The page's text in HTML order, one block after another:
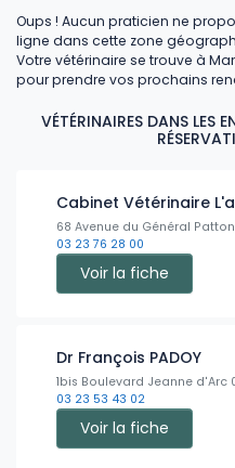
Oups ! Aucun praticien ne
ligne dans cette zone
Votre vétérinaire se trouve à
pour prendre vos prochains
VÉTÉRINAIRES DANS LES
Cabinet Vétérinaire
68 Avenue du Général
03 23 76 28 00
Voir la fiche
Dr François PADOY
1bis Boulevard Jeanne d'Arc
03 23 53 43 02
Voir la fiche